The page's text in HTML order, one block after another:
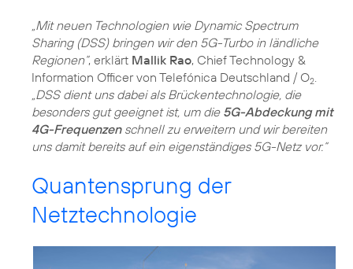
„Mit neuen Technologien wie Dynamic Spectrum
Sharing (DSS) bringen wir den 5G-Turbo in ländliche
Regionen“, erklärt Mallik Rao, Chief Technology &
Information Officer von Telefónica Deutschland / O2.
„DSS dient uns dabei als Brückentechnologie, die
besonders gut geeignet ist, um die 5G-Abdeckung mit
4G-Frequenzenschnell zu erweitern und wir bereiten
uns damit bereits auf ein eigenständiges 5G-Netz vor.“
Quantensprung der
Netztechnologie